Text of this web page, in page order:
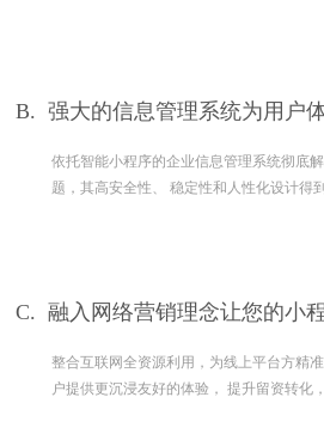
B. 强大的信息管理系统为用户
依托智能小程序的企业信息管理系统彻底
题，其高安全性、 稳定性和人性
C. 融入网络营销理念让您的小
整合互联网全资源利用，为线上平台方精
户提供更沉浸友好的体验， 提升留资转化，赋能线下商家，高效提升转